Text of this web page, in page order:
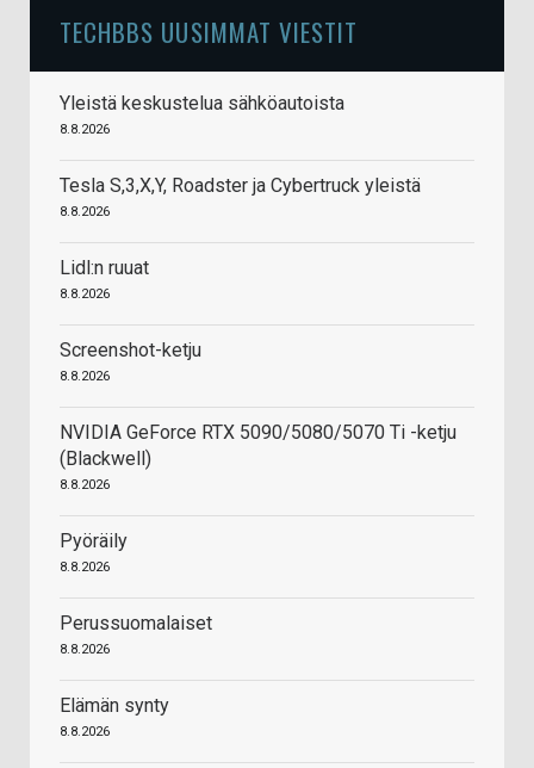
TECHBBS UUSIMMAT VIESTIT
Yleistä keskustelua sähköautoista
8.8.2026
Tesla S,3,X,Y, Roadster ja Cybertruck yleistä
8.8.2026
Lidl:n ruuat
8.8.2026
Screenshot-ketju
8.8.2026
NVIDIA GeForce RTX 5090/5080/5070 Ti -ketju
(Blackwell)
8.8.2026
Pyöräily
8.8.2026
Perussuomalaiset
8.8.2026
Elämän synty
8.8.2026